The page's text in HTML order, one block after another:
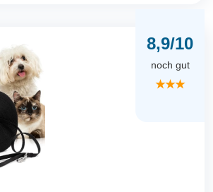
8,9/10
noch gut
★★★